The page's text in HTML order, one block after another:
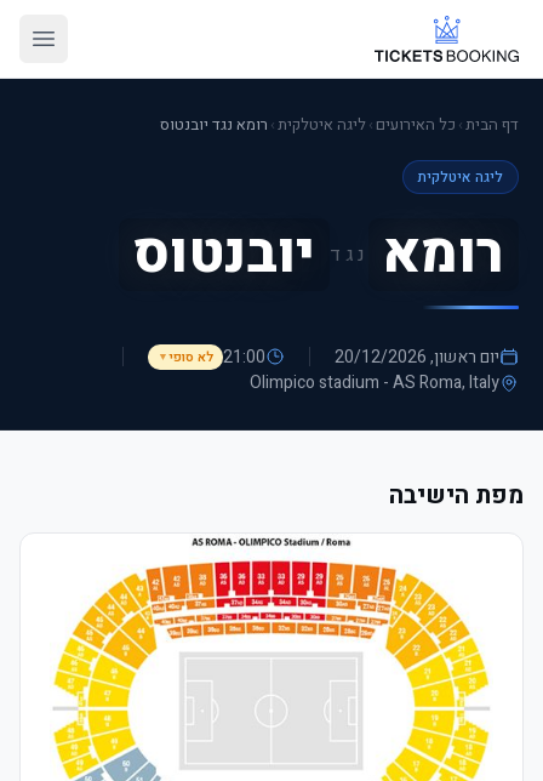
דף הבית› כל האירועים ›ליגה איטלקית› רומא נגד יובנטוס
ליגה איטלקית
רומא נגד יובנטוס
יום ראשון, 20/12/2026 21:00 לא סופי▼
Olimpico stadium - AS Roma, Italy
מפת הישיבה